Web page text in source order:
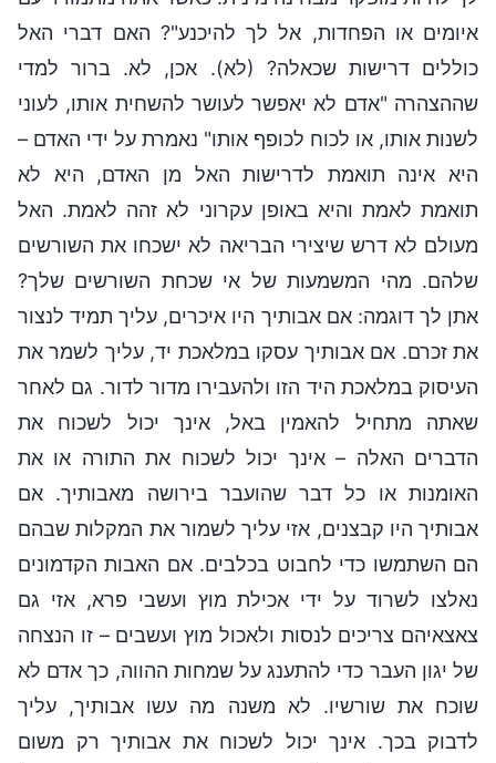
איומים או הפחדות, אל לך להיכנע"? האם דברי האל
כוללים דרישות שכאלה? (לא). אכן, לא. ברור למדי
שההצהרה "אדם לא יאפשר לעושר להשחית אותו, לעוני
לשנות אותו, או לכוח לכופף אותו" נאמרת על ידי האדם –
היא אינה תואמת לדרישות האל מן האדם, היא לא
תואמת לאמת והיא באופן עקרוני לא זהה לאמת. האל
מעולם לא דרש שיצירי הבריאה לא ישכחו את השורשים
שלהם. מהי המשמעות של אי שכחת השורשים שלך?
אתן לך דוגמה: אם אבותיך היו איכרים, עליך תמיד לנצור
את זכרם. אם אבותיך עסקו במלאכת יד, עליך לשמר את
העיסוק במלאכת היד הזו ולהעבירו מדור לדור. גם לאחר
שאתה מתחיל להאמין באל, אינך יכול לשכוח את
הדברים האלה – אינך יכול לשכוח את התורה או את
האומנות או כל דבר שהועבר בירושה מאבותיך. אם
אבותיך היו קבצנים, אזי עליך לשמור את המקלות שבהם
הם השתמשו כדי לחבוט בכלבים. אם האבות הקדמונים
נאלצו לשרוד על ידי אכילת מוץ ועשבי פרא, אזי גם
צאצאיהם צריכים לנסות ולאכול מוץ ועשבים – זו הנצחה
של יגון העבר כדי להתענג על שמחות ההווה, כך אדם לא
שוכח את שורשיו. לא משנה מה עשו אבותיך, עליך
לדבוק בכך. אינך יכול לשכוח את אבותיך רק משום